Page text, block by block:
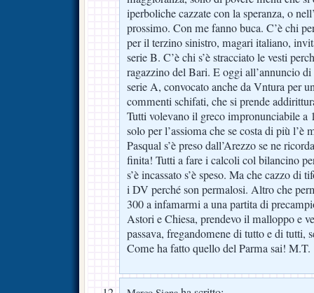
iperboliche cazzate con la speranza, o
prossimo. Con me fanno buca. C’è chi
per il terzino sinistro, magari italiano,
serie B. C’è chi s’è stracciato le vesti
ragazzino del Bari. E oggi all’annuncio
serie A, convocato anche da Vntura per
commenti schifati, che si prende
Tutti volevano il greco impronunciabile a
solo per l’assioma che se costa di più l’è
Pasqual s’è preso dall’Arezzo se ne
finita! Tutti a fare i calcoli col bilancino
s’è incassato s’è speso. Ma che cazzo di
i DV perché son permalosi. Altro che
300 a infamarmi a una partita di
Astori e Chiesa, prendevo il malloppo e
passava, fregandomene di tutto e di tutti,
Come ha fatto quello del Parma sai! M.T.